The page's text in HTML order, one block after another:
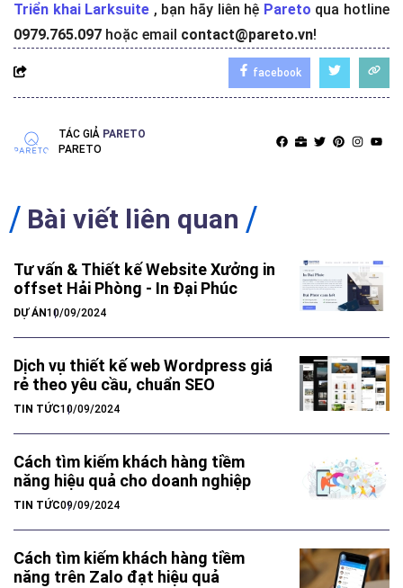
Triển khai Larksuite , bạn hãy liên hệ Pareto qua hotline
0979.765.097 hoặc email contact@pareto.vn!
facebook
TÁC GIẢ PARETO
PARETO
Bài viết liên quan
Tư vấn & Thiết kế Website Xưởng in
offset Hải Phòng - In Đại Phúc
DỰ ÁN10/09/2024
Dịch vụ thiết kế web Wordpress giá
rẻ theo yêu cầu, chuẩn SEO
TIN TỨC10/09/2024
Cách tìm kiếm khách hàng tiềm
năng hiệu quả cho doanh nghiệp
TIN TỨC09/09/2024
Cách tìm kiếm khách hàng tiềm
năng trên Zalo đạt hiệu quả